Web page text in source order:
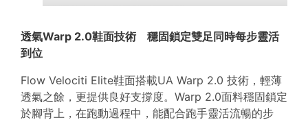
透氣Warp 2.0鞋面技術 穩固鎖定雙足同時每步靈活
到位
Flow Velociti Elite鞋面搭載UA Warp 2.0 技術，輕薄
透氣之餘，更提供良好支撐度。Warp 2.0面料穩固鎖定
於腳背上，在跑動過程中，能配合跑手靈活流暢的步